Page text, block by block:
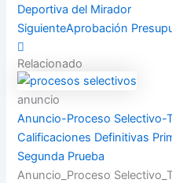
Deportiva del Mirador
SiguienteAprobación
Relacionado
anuncio
Anuncio-Proceso Selectivo-
Calificaciones Definitivas
Segunda Prueba
Anuncio_Proceso